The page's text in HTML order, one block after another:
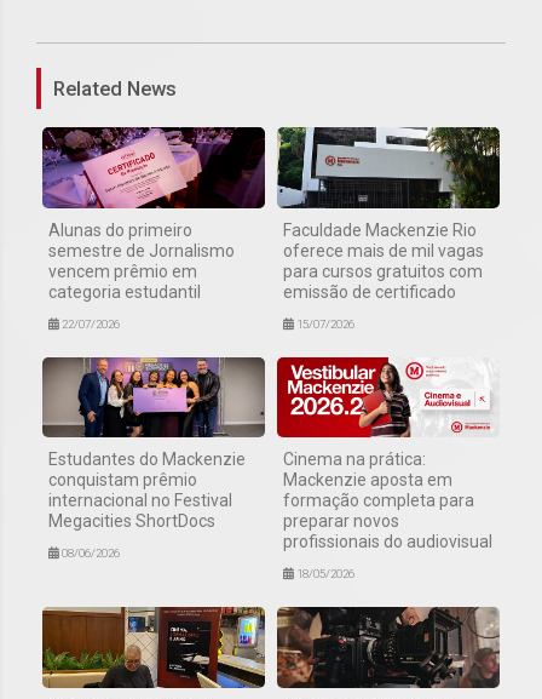
Related News
Alunas do primeiro
semestre de Jornalismo
vencem prêmio em
categoria estudantil
22/07/2026
Faculdade Mackenzie Rio
oferece mais de mil vagas
para cursos gratuitos com
emissão de certificado
15/07/2026
Estudantes do Mackenzie
conquistam prêmio
internacional no Festival
Megacities ShortDocs
08/06/2026
Cinema na prática:
Mackenzie aposta em
formação completa para
preparar novos
profissionais do audiovisual
18/05/2026